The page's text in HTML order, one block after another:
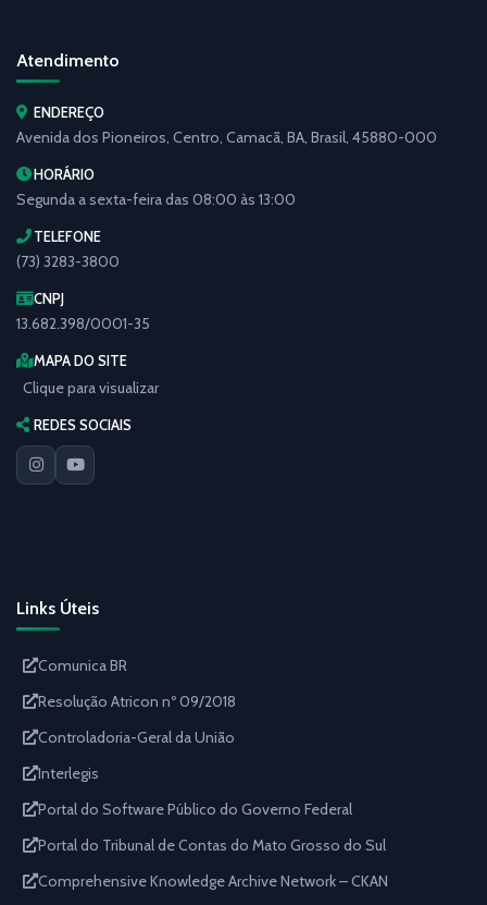
Atendimento
ENDEREÇO
Avenida dos Pioneiros, Centro, Camacã, BA, Brasil, 45880-000
HORÁRIO
Segunda a sexta-feira das 08:00 às 13:00
TELEFONE
(73) 3283-3800
CNPJ
13.682.398/0001-35
MAPA DO SITE
Clique para visualizar
REDES SOCIAIS
Links Úteis
Comunica BR
Resolução Atricon nº 09/2018
Controladoria-Geral da União
Interlegis
Portal do Software Público do Governo Federal
Portal do Tribunal de Contas do Mato Grosso do Sul
Comprehensive Knowledge Archive Network – CKAN